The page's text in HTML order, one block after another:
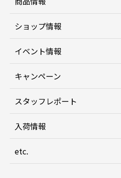
ショップ情報
イベント情報
キャンペーン
スタッフレポート
入荷情報
etc.